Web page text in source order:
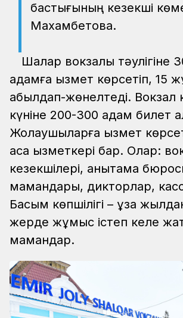
бастығының кезекші
Махамбетова.
Шалқар вокзалы тәулігіне
адамға қызмет көрсетіп, 15
қабылдап-жөнелтеді. Вокзал
күніне 200-300 адам билет
Жолаушыларға қызмет
аса қызметкері бар. Олар:
кезекшілері, анықтама
мамандары, дикторлар,
Басым көпшілігі – ұзақ
жерде жұмыс істеп келе
мамандар.